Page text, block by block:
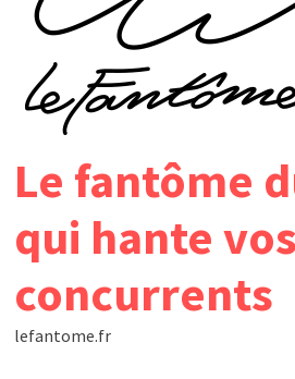
Le fantôme
qui hante vos
concurrents
lefantome.fr